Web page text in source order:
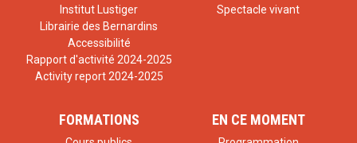
Institut Lustiger
Librairie des Bernardins
Accessibilité
Rapport d'activité 2024-2025
Activity report 2024-2025
Spectacle vivant
FORMATIONS EN CE MOMENT